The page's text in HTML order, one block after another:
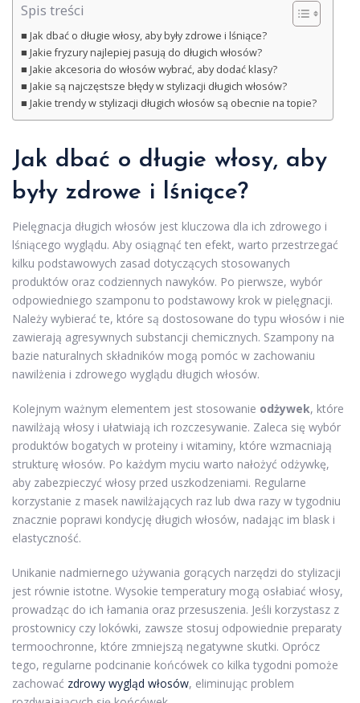
Spis treści
Jak dbać o długie włosy, aby były zdrowe i lśniące?
Jakie fryzury najlepiej pasują do długich włosów?
Jakie akcesoria do włosów wybrać, aby dodać klasy?
Jakie są najczęstsze błędy w stylizacji długich włosów?
Jakie trendy w stylizacji długich włosów są obecnie na topie?
Jak dbać o długie włosy, aby
były zdrowe i lśniące?
Pielęgnacja długich włosów jest kluczowa dla ich zdrowego i
lśniącego wyglądu. Aby osiągnąć ten efekt, warto przestrzegać
kilku podstawowych zasad dotyczących stosowanych
produktów oraz codziennych nawyków. Po pierwsze, wybór
odpowiedniego szamponu to podstawowy krok w pielęgnacji.
Należy wybierać te, które są dostosowane do typu włosów i nie
zawierają agresywnych substancji chemicznych. Szampony na
bazie naturalnych składników mogą pomóc w zachowaniu
nawilżenia i zdrowego wyglądu długich włosów.
Kolejnym ważnym elementem jest stosowanie odżywek, które
nawilżają włosy i ułatwiają ich rozczesywanie. Zaleca się wybór
produktów bogatych w proteiny i witaminy, które wzmacniają
strukturę włosów. Po każdym myciu warto nałożyć odżywkę,
aby zabezpieczyć włosy przed uszkodzeniami. Regularne
korzystanie z masek nawilżających raz lub dwa razy w tygodniu
znacznie poprawi kondycję długich włosów, nadając im blask i
elastyczność.
Unikanie nadmiernego używania gorących narzędzi do stylizacji
jest równie istotne. Wysokie temperatury mogą osłabiać włosy,
prowadząc do ich łamania oraz przesuszenia. Jeśli korzystasz z
prostownicy czy lokówki, zawsze stosuj odpowiednie preparaty
termoochronne, które zmniejszą negatywne skutki. Oprócz
tego, regularne podcinanie końcówek co kilka tygodni pomoże
zachować zdrowy wygląd włosów, eliminując problem